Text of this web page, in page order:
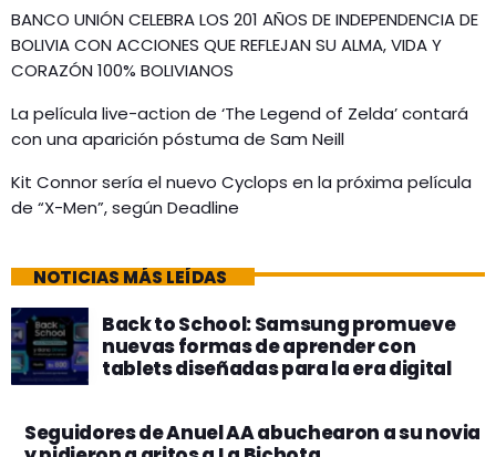
BANCO UNIÓN CELEBRA LOS 201 AÑOS DE INDEPENDENCIA DE
BOLIVIA CON ACCIONES QUE REFLEJAN SU ALMA, VIDA Y
CORAZÓN 100% BOLIVIANOS
La película live-action de ‘The Legend of Zelda’ contará
con una aparición póstuma de Sam Neill
Kit Connor sería el nuevo Cyclops en la próxima película
de “X-Men”, según Deadline
NOTICIAS MÁS LEÍDAS
Back to School: Samsung promueve
nuevas formas de aprender con
tablets diseñadas para la era digital
Seguidores de Anuel AA abuchearon a su novia